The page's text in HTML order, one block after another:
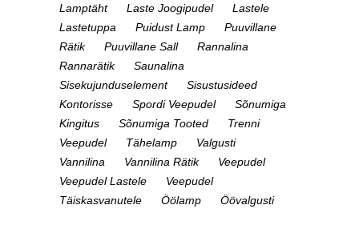
Lamptäht
Laste Joogipudel
Lastele
Lastetuppa
Puidust Lamp
Puuvillane
Rätik
Puuvillane Sall
Rannalina
Rannarätik
Saunalina
Sisekujunduselement
Sisustusideed
Kontorisse
Spordi Veepudel
Sõnumiga
Kingitus
Sõnumiga Tooted
Trenni
Veepudel
Tähelamp
Valgusti
Vannilina
Vannilina Rätik
Veepudel
Veepudel Lastele
Veepudel
Täiskasvanutele
Öölamp Öövalgusti